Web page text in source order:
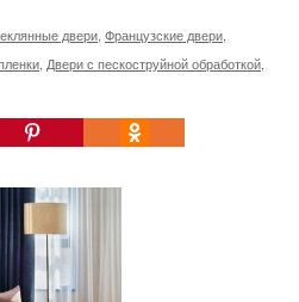
двери Французские двери
Двери с пескоструйной обработкой